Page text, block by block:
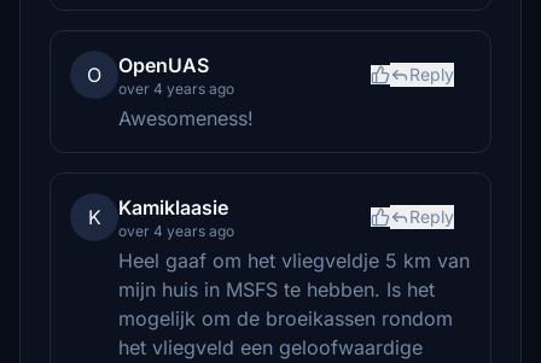
O OpenUAS
over 4 years ago
Reply
Awesomeness!
K Kamiklaasie
over 4 years ago
Reply
Heel gaaf om het vliegveldje 5 km van
mijn huis in MSFS te hebben. Is het
mogelijk om de broeikassen rondom
het vliegveld een geloofwaardige